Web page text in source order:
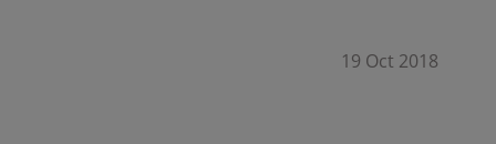
19 Oct 2018